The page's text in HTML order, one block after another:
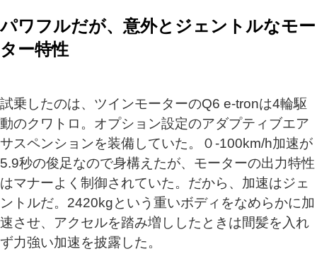
パワフルだが、意外とジェントルなモー
ター特性
試乗したのは、ツインモーターのQ6 e-tronは4輪駆
動のクワトロ。オプション設定のアダプティブエア
サスペンションを装備していた。０-100km/h加速が
5.9秒の俊足なので身構えたが、モーターの出力特性
はマナーよく制御されていた。だから、加速はジェ
ントルだ。2420kgという重いボディをなめらかに加
速させ、アクセルを踏み増ししたときは間髪を入れ
ず力強い加速を披露した。